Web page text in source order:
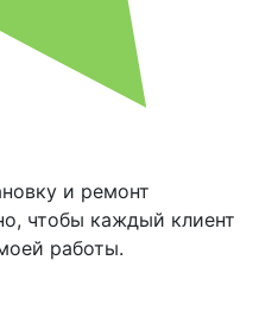
и ремонт
чтобы каждый клиент
работы.